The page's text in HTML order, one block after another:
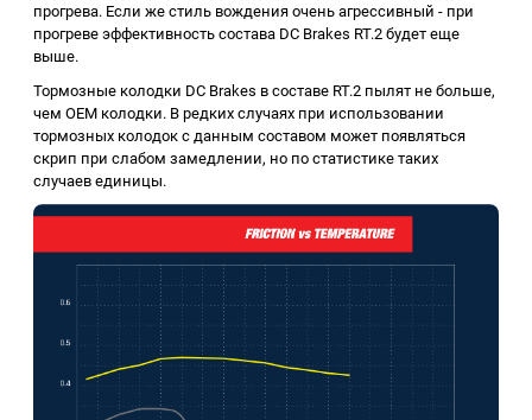
прогрева. Если же стиль вождения очень агрессивный - при
прогреве эффективность состава DC Brakes RT.2 будет еще
выше.
Тормозные колодки DC Brakes в составе RT.2 пылят не больше,
чем ОЕМ колодки. В редких случаях при использовании
тормозных колодок с данным составом может появляться
скрип при слабом замедлении, но по статистике таких
случаев единицы.